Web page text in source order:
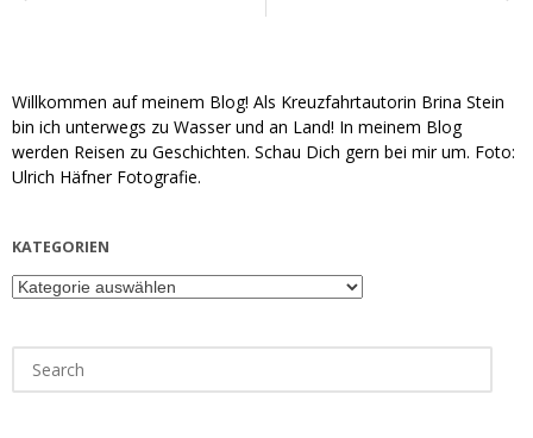
Willkommen auf meinem Blog! Als Kreuzfahrtautorin Brina Stein
bin ich unterwegs zu Wasser und an Land! In meinem Blog
werden Reisen zu Geschichten. Schau Dich gern bei mir um. Foto:
Ulrich Häfner Fotografie.
KATEGORIEN
Kategorien
for: